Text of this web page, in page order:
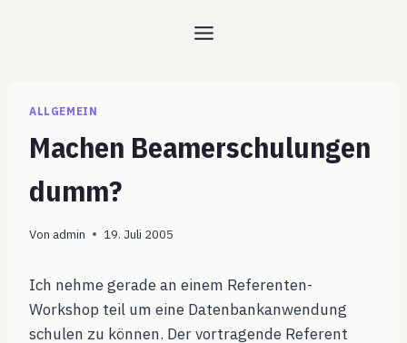
ALLGEMEIN
Machen Beamerschulungen
dumm?
Von admin 19. Juli 2005
Ich nehme gerade an einem Referenten-
Workshop teil um eine Datenbankanwendung
schulen zu können. Der vortragende Referent